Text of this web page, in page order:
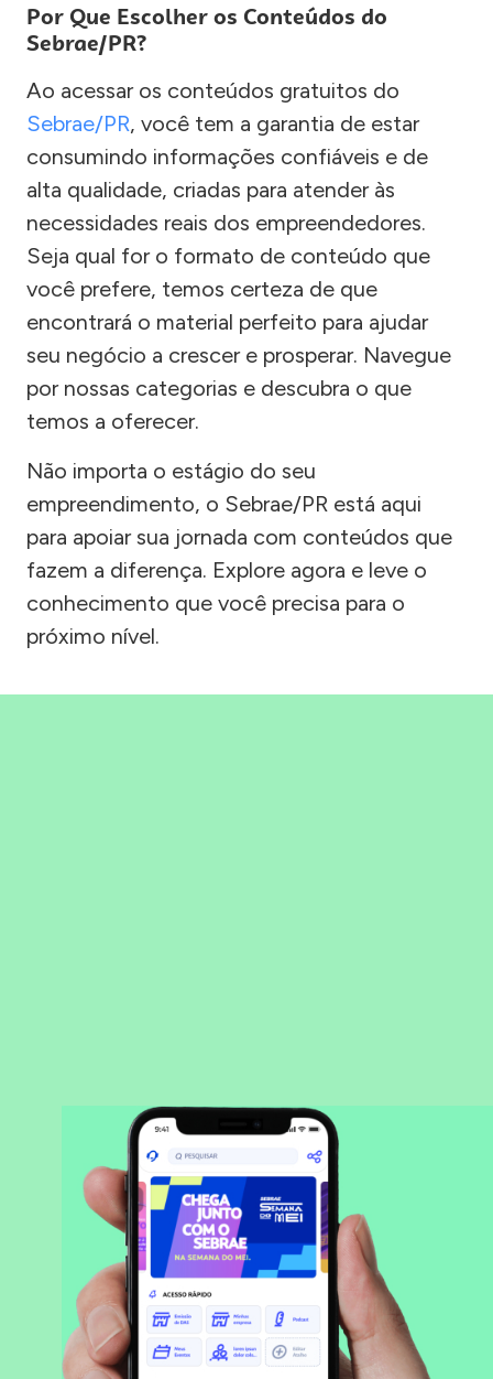
Por Que Escolher os Conteúdos do
Sebrae/PR?
Ao acessar os conteúdos gratuitos do
Sebrae/PR, você tem a garantia de estar
consumindo informações confiáveis e de
alta qualidade, criadas para atender às
necessidades reais dos empreendedores.
Seja qual for o formato de conteúdo que
você prefere, temos certeza de que
encontrará o material perfeito para ajudar
seu negócio a crescer e prosperar. Navegue
por nossas categorias e descubra o que
temos a oferecer.
Não importa o estágio do seu
empreendimento, o Sebrae/PR está aqui
para apoiar sua jornada com conteúdos que
fazem a diferença. Explore agora e leve o
conhecimento que você precisa para o
próximo nível.